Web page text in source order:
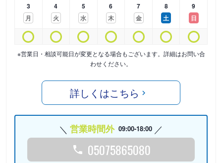
3
月
4
火
5
水
6
木
7
金
8
土
9
日
※営業日・相談可能日が変更となる場合もございます。詳細はお問い合
わせください。
詳しくはこちら
営業時間外 09:00-18:00
05075865080